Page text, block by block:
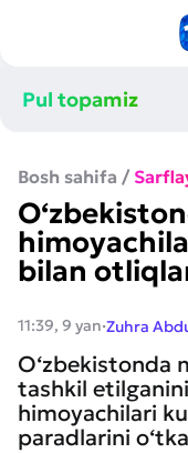
Pul topamiz
Bosh sahifa /
bilan
11:39, 9 yan·Zuhra
O‘zbekistonda
tashkil
himoyachilari
paradlarini